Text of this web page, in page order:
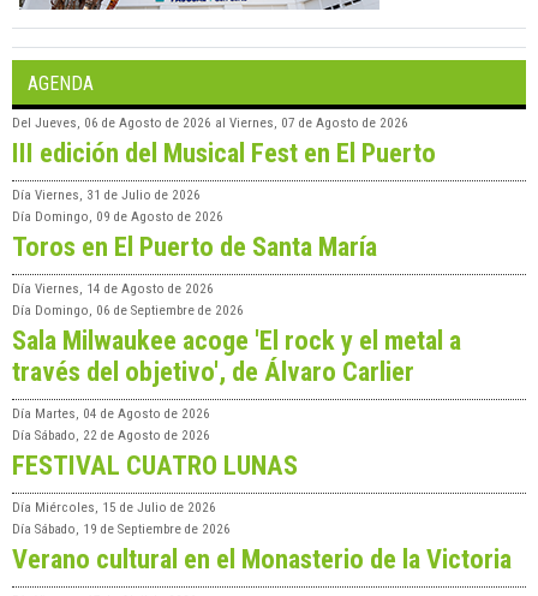
AGENDA
Del Jueves, 06 de Agosto de 2026 al Viernes, 07 de Agosto de 2026
III edición del Musical Fest en El Puerto
Día Viernes, 31 de Julio de 2026
Día Domingo, 09 de Agosto de 2026
Toros en El Puerto de Santa María
Día Viernes, 14 de Agosto de 2026
Día Domingo, 06 de Septiembre de 2026
Sala Milwaukee acoge 'El rock y el metal a
través del objetivo', de Álvaro Carlier
Día Martes, 04 de Agosto de 2026
Día Sábado, 22 de Agosto de 2026
FESTIVAL CUATRO LUNAS
Día Miércoles, 15 de Julio de 2026
Día Sábado, 19 de Septiembre de 2026
Verano cultural en el Monasterio de la Victoria